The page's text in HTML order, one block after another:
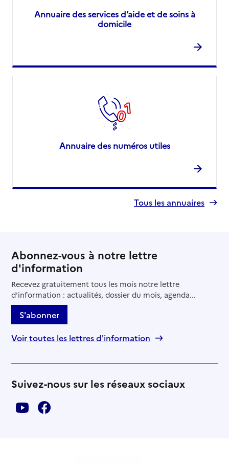
Annuaire des services d’aide et de soins à
domicile
Annuaire des numéros utiles
Tous les annuaires
Abonnez-vous à notre lettre
d'information
Recevez gratuitement tous les mois notre lettre
d'information : actualités, dossier du mois, agenda...
S'abonner
Voir toutes les lettres d'information
Suivez-nous sur les réseaux sociaux